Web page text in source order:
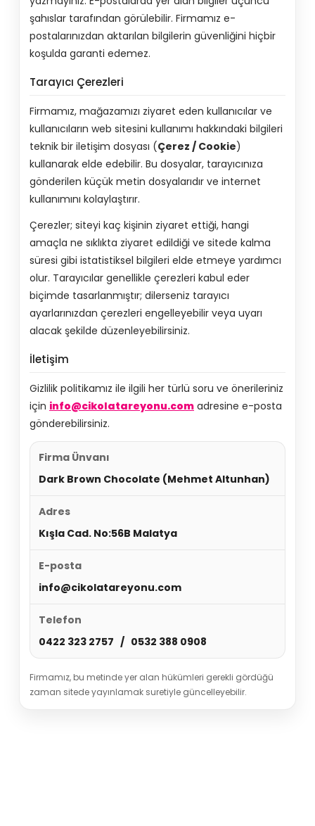
şahıslar tarafından görülebilir. Firmamız e-
postalarınızdan aktarılan bilgilerin güvenliğini hiçbir
koşulda garanti edemez.
Tarayıcı Çerezleri
Firmamız, mağazamızı ziyaret eden kullanıcılar ve
kullanıcıların web sitesini kullanımı hakkındaki bilgileri
teknik bir iletişim dosyası (Çerez / Cookie)
kullanarak elde edebilir. Bu dosyalar, tarayıcınıza
gönderilen küçük metin dosyalarıdır ve internet
kullanımını kolaylaştırır.
Çerezler; siteyi kaç kişinin ziyaret ettiği, hangi
amaçla ne sıklıkta ziyaret edildiği ve sitede kalma
süresi gibi istatistiksel bilgileri elde etmeye yardımcı
olur. Tarayıcılar genellikle çerezleri kabul eder
biçimde tasarlanmıştır; dilerseniz tarayıcı
ayarlarınızdan çerezleri engelleyebilir veya uyarı
alacak şekilde düzenleyebilirsiniz.
İletişim
Gizlilik politikamız ile ilgili her türlü soru ve önerileriniz
için info@cikolatareyonu.com adresine e-posta
gönderebilirsiniz.
Firma Ünvanı
Dark Brown Chocolate (Mehmet Altunhan)
Adres
Kışla Cad. No:56B Malatya
E-posta
info@cikolatareyonu.com
Telefon
0422 323 2757 / 0532 388 0908
Firmamız, bu metinde yer alan hükümleri gerekli gördüğü
zaman sitede yayınlamak suretiyle güncelleyebilir.